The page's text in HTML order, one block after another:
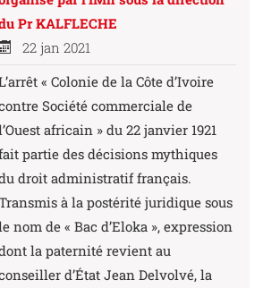
Pr KALFLECHE
22 jan 2021
« Colonie de la Côte d’Ivoire
Société commerciale de
africain » du 22 janvier 1921
partie des décisions mythiques
droit administratif français.
à la postérité juridique sous
nom de « Bac d’Eloka », expression
la paternité revient au
d’État Jean Delvolvé, la